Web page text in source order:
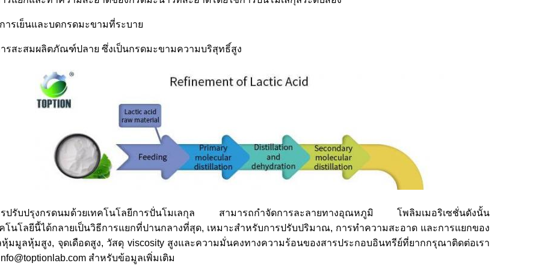
ารเย็นและบดกรดมะขามที่ระบาย
รสะสมผลิตภัณฑ์ปลาย ซึ่งเป็นกรดมะขามความบริสุทธิ์สูง
รปรับปรุงกรดนมด้วยเทคโนโลยีการปั่นโมเลกุล สามารถกําจัดการละลายทางอุณหภูมิ โพลิมเมอริเซชั่นดังนั้น
โนโลยีนี้ได้กลายเป็นวิธีการแยกที่ปานกลางที่สุด, เหมาะสําหรับการปรับปริมาณ, การทําความสะอาด และการแยกของ
มมูลหุ้มสูง, จุดเดือดสูง, วัสดุ viscosity สูงและความมั่นคงทางความร้อนของสารประกอบอินทรีย์ที่ยากกรุณาติดต่อเรา
สําหรับข้อมูลเพิ่มเติม